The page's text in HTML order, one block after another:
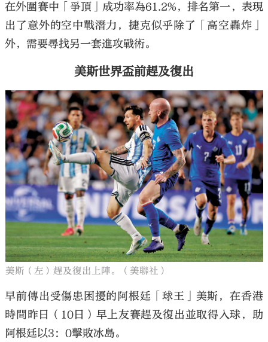
在外圍賽中「爭頂」成功率為61.2%，排名第一，表現
出了意外的空中戰潛力，捷克似乎除了「高空轟炸」
外，需要尋找另一套進攻戰術。
美斯世界盃前趕及復出
美斯（左）趕及復出上陣。（美聯社）
早前傳出受傷患困擾的阿根廷「球王」美斯，在香港
時間昨日（10日）早上友賽趕及復出並取得入球，助
阿根廷以3：0擊敗冰島。